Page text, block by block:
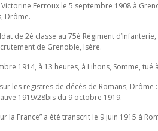
Ferroux le 5 septembre 1908 à
Drôme.
de 2è classe au 75è Régiment
de Grenoble, Isère.
1914, à 13 heures, à Lihons, Somme, tué
les registres de décès de Romans,
1919/28bis du 9 octobre 1919.
la France” a été transcrit le 9 juin 1915 à